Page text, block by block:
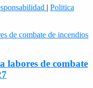
| Politica
labores de combate